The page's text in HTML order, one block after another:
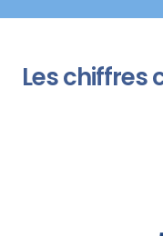
Les chiffres